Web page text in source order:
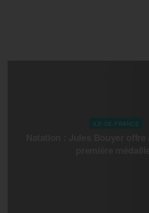
ILE-DE-FRANCE